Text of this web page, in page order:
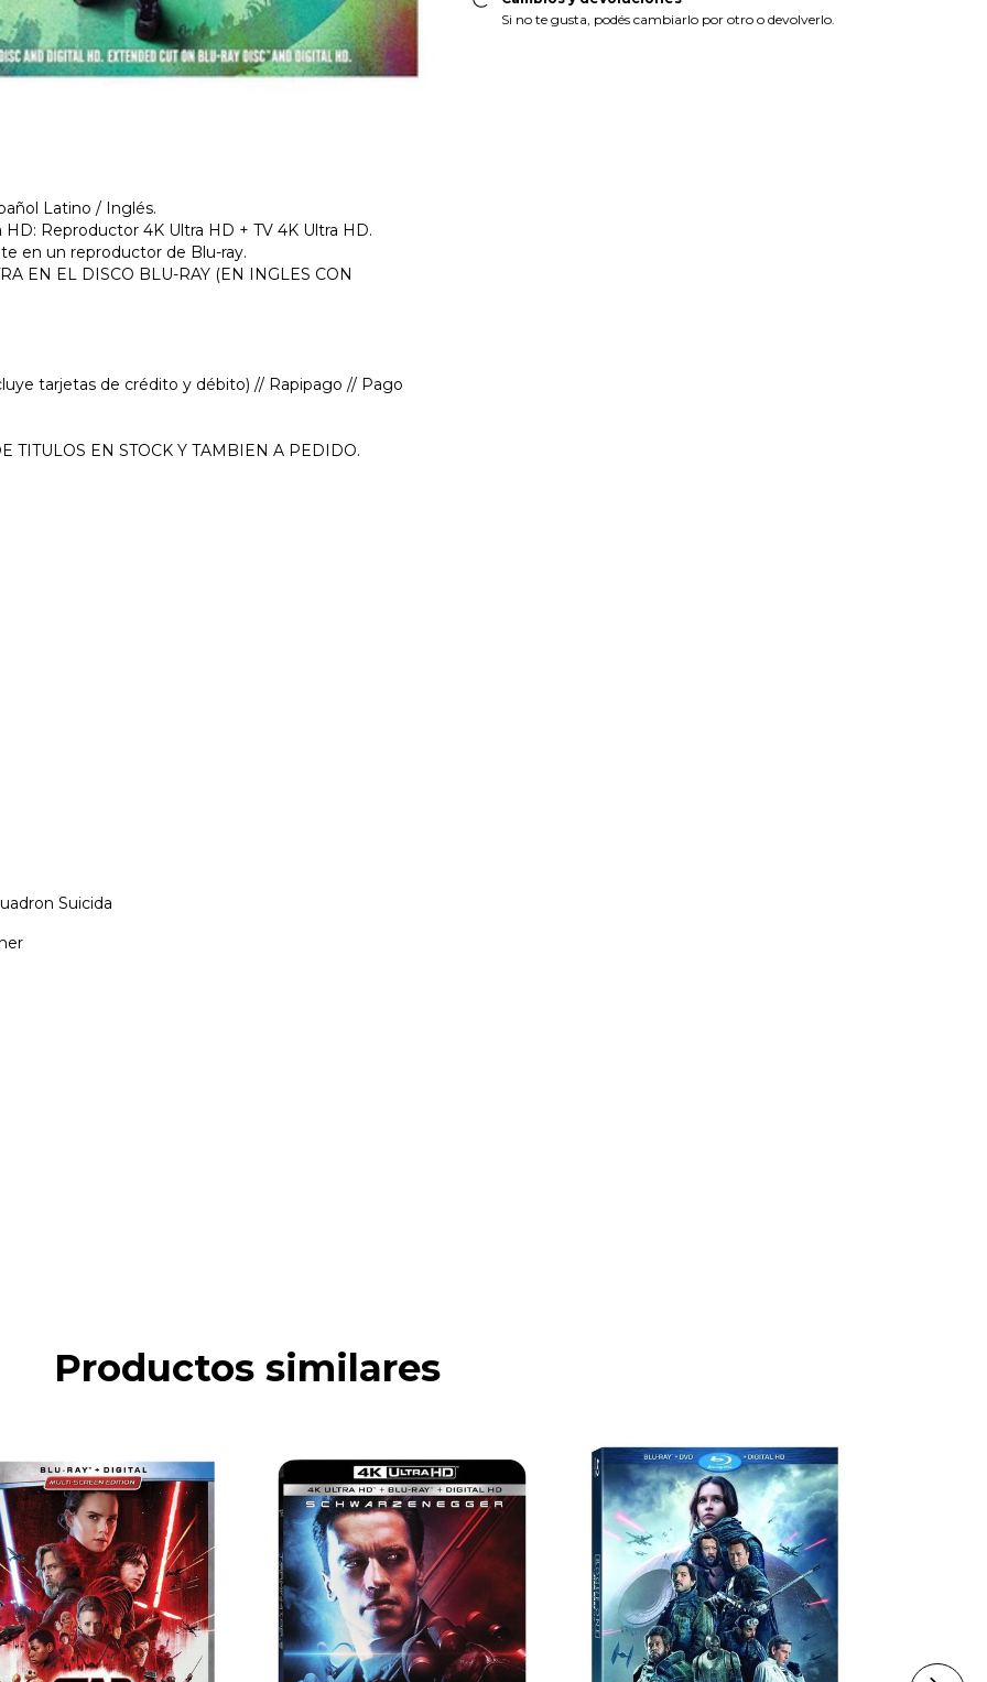
Latino / Inglés.
Reproductor 4K Ultra HD + TV 4K Ultra HD.
en un reproductor de Blu-ray.
EN EL DISCO BLU-RAY (EN INGLES CON
tarjetas de crédito y débito) // Rapipago // Pago
TITULOS EN STOCK Y TAMBIEN A PEDIDO.
Suicida
Si no te gusta, podés cambiarlo por otro o devolverlo.
Productos similares